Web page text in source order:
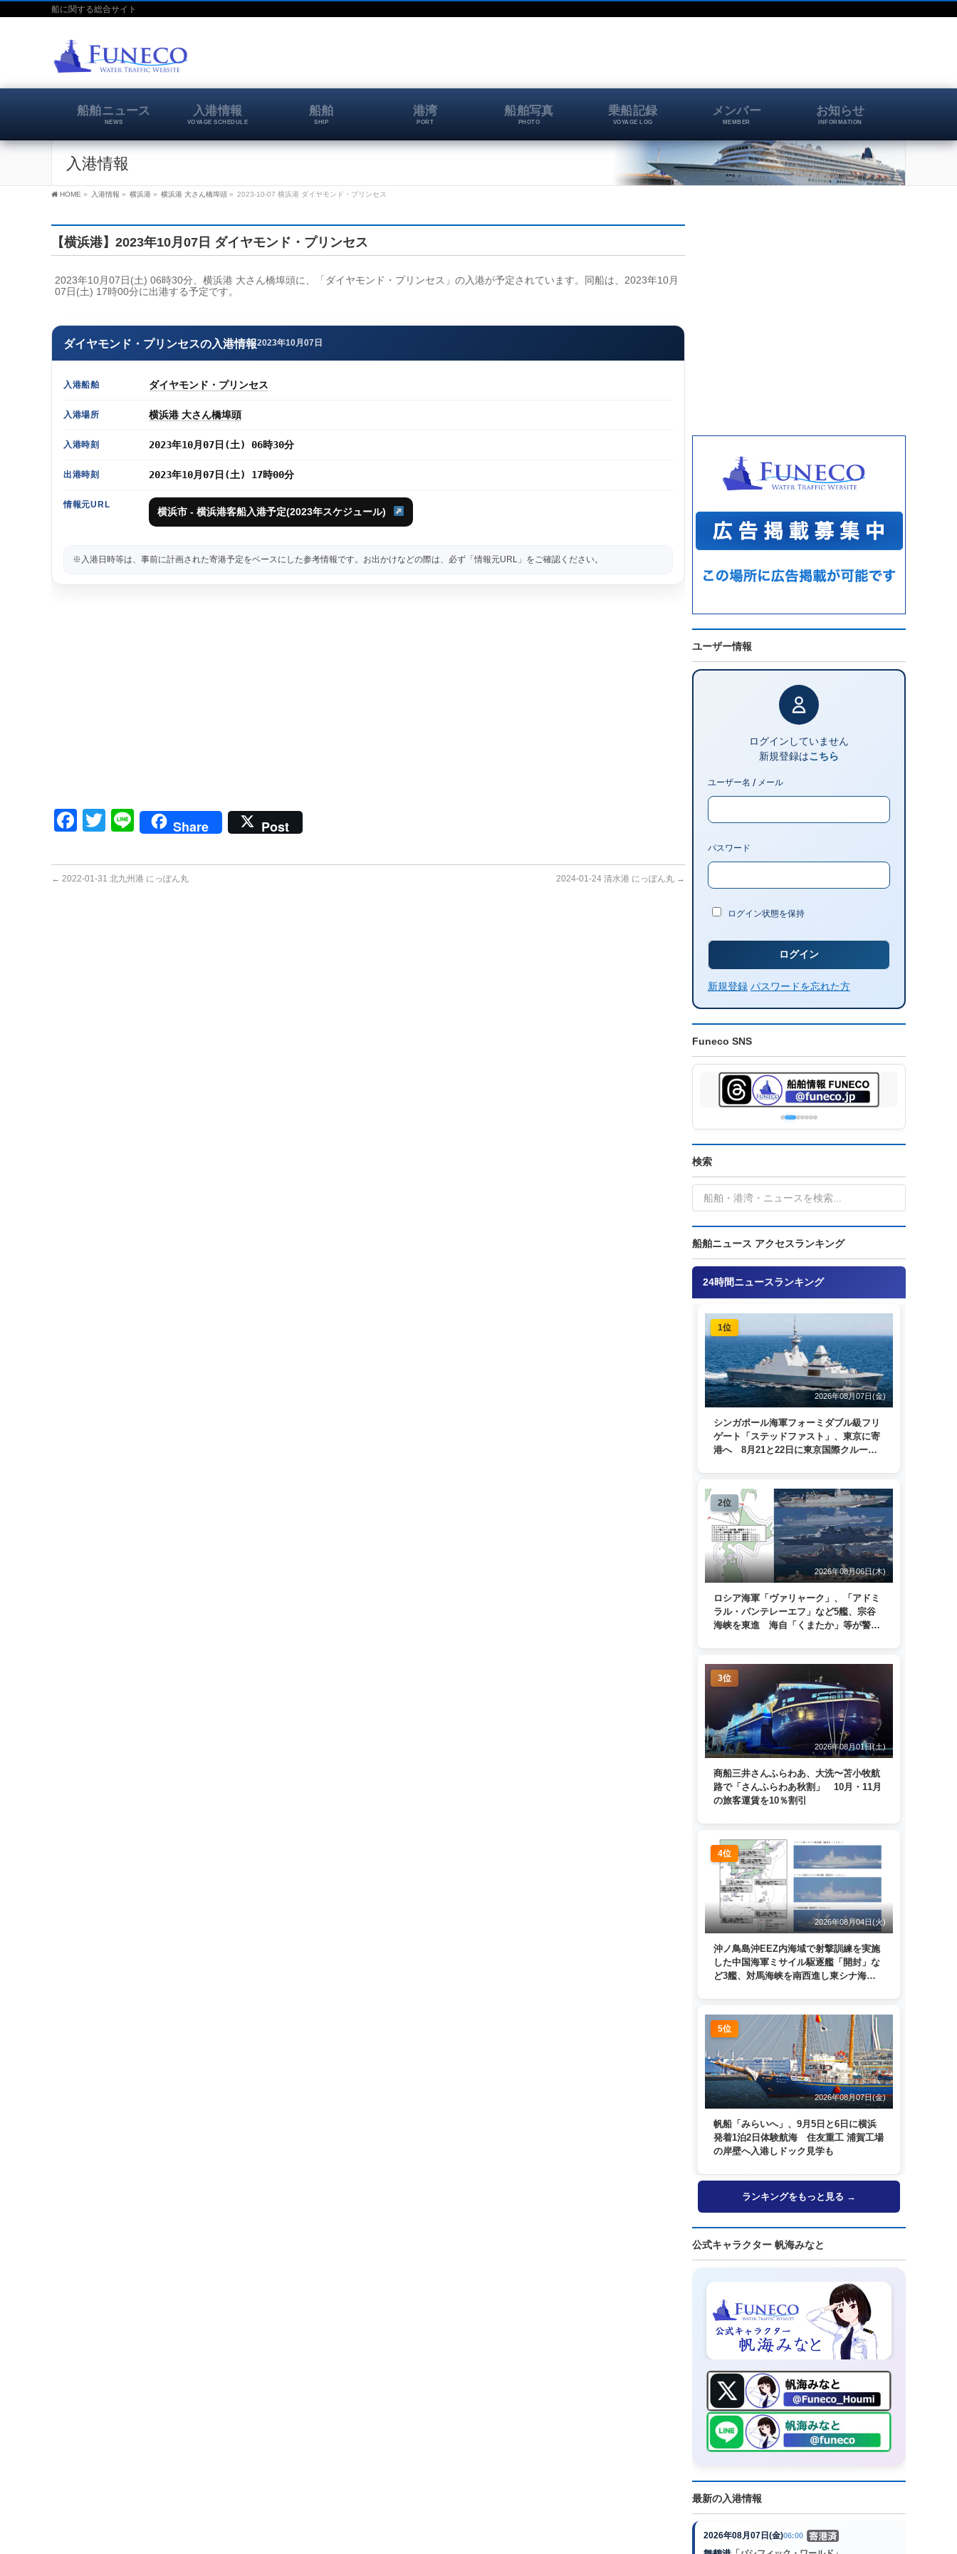
船に関する総合サイト
船舶ニュース
NEWS
入港情報
VOYAGE SCHEDULE
船舶
SHIP
港湾
PORT
船舶写真
PHOTO
乗船記録
VOYAGE LOG
メンバー
MEMBER
お知らせ
INFORMATION
入港情報
HOME » 入港情報 » 横浜港 » 横浜港 大さん橋埠頭 » 2023-10-07 横浜港 ダイヤモンド・プリンセス
【横浜港】2023年10月07日 ダイヤモンド・プリンセス
2023年10月07日(土) 06時30分、横浜港 大さん橋埠頭に、「ダイヤモンド・プリンセス」の入港が予定されています。同船は、2023年10月
07日(土) 17時00分に出港する予定です。
ダイヤモンド・プリンセスの入港情報2023年10月07日
入港船舶 ダイヤモンド・プリンセス
入港場所 横浜港 大さん橋埠頭
入港時刻 2023年10月07日(土) 06時30分
出港時刻 2023年10月07日(土) 17時00分
情報元URL
横浜市 - 横浜港客船入港予定(2023年スケジュール)
※入港日時等は、事前に計画された寄港予定をベースにした参考情報です。お出かけなどの際は、必ず「情報元URL」をご確認ください。
Facebook
Twitter
LineShare Post
← 2022-01-31 北九州港 にっぽん丸 2024-01-24 清水港 にっぽん丸 →
ユーザー情報
ログインしていません
新規登録はこちら
ユーザー名 / メール
パスワード
ログイン状態を保持
新規登録 パスワードを忘れた方
Funeco SNS
検索
船舶ニュース アクセスランキング
24時間ニュースランキング
1位
2026年08月07日(金)
シンガポール海軍フォーミダブル級フリ
ゲート「ステッドファスト」、東京に寄
港へ 8月21と22日に東京国際クルーズ
2位
2026年08月06日(木)
ロシア海軍「ヴァリャーク」、「アドミ
ラル・パンテレーエフ」など5艦、宗谷
海峡を東進 海自「くまたか」等が警戒
3位
2026年08月01日(土)
商船三井さんふらわあ、大洗〜苫小牧航
路で「さんふらわあ秋割」 10月・11月
の旅客運賃を10％割引
4位
2026年08月04日(火)
沖ノ鳥島沖EEZ内海域で射撃訓練を実施
した中国海軍ミサイル駆逐艦「開封」な
ど3艦、対馬海峡を南西進し東シナ海
5位
2026年08月07日(金)
帆船「みらいへ」、9月5日と6日に横浜
発着1泊2日体験航海 住友重工 浦賀工場
の岸壁へ入港しドック見学も
ランキングをもっと見る →
公式キャラクター 帆海みなと
最新の入港情報
2026年08月07日(金)06:00